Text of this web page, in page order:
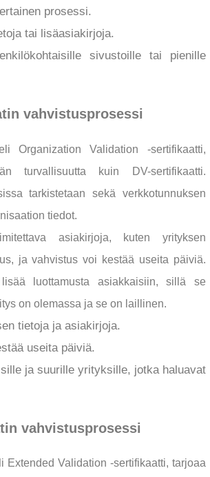
prosessi.
tai lisäasiakirjoja.
sivustoille tai pienille
vahvistusprosessi
Organization Validation -sertifikaatti,
turvallisuutta kuin DV-sertifikaatti.
tarkistetaan sekä verkkotunnuksen
tiedot.
asiakirjoja, kuten yrityksen
ja vahvistus voi kestää useita päiviä.
luottamusta asiakkaisiin, sillä se
on olemassa ja se on laillinen.
tietoja ja asiakirjoja.
useita päiviä.
ja suurille yrityksille, jotka haluavat
vahvistusprosessi
Extended Validation -sertifikaatti, tarjoaa